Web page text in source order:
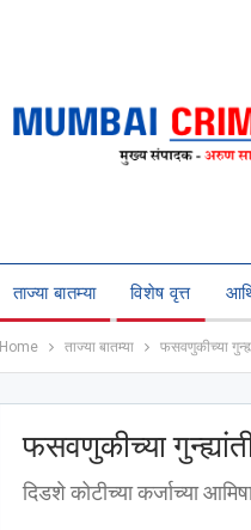
ताज्या बातम्या विशेष वृत्त
Home ताज्या बातम्या फसवणुकीच्या
फसवणुकीच्या
दिडशे कोटीच्या कर्जाच्या